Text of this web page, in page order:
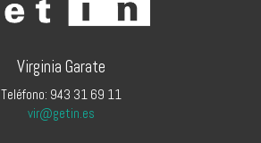
Virginia Garate
Teléfono: 943 31 69 11
vir@getin.es